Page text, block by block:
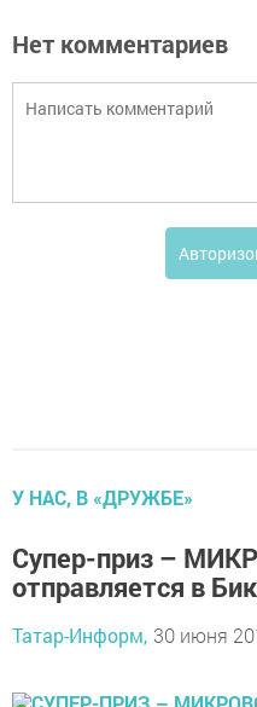
Нет комментариев
У НАС, В «ДРУЖБЕ»
Супер-приз –
отправляется в
Татар-Информ, 30 июня